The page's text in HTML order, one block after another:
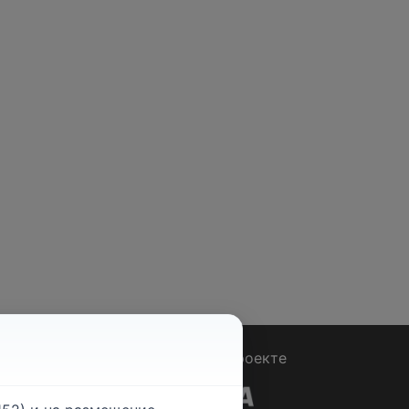
О проекте